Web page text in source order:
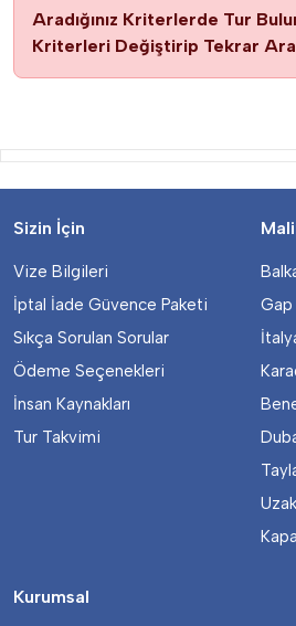
Aradığınız Kriterlerde Tur
Kriterleri Değiştirip Tekrar
Sizin İçin
Vize Bilgileri
İptal İade Güvence Paketi
Sıkça Sorulan Sorular
Ödeme Seçenekleri
İnsan Kaynakları
Tur Takvimi
Gap
Kurumsal